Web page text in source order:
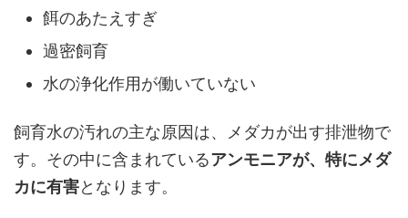
餌のあたえすぎ
過密飼育
水の浄化作用が働いていない
飼育水の汚れの主な原因は、メダカが出す排泄物で
す。その中に含まれているアンモニアが、特にメダ
カに有害となります。